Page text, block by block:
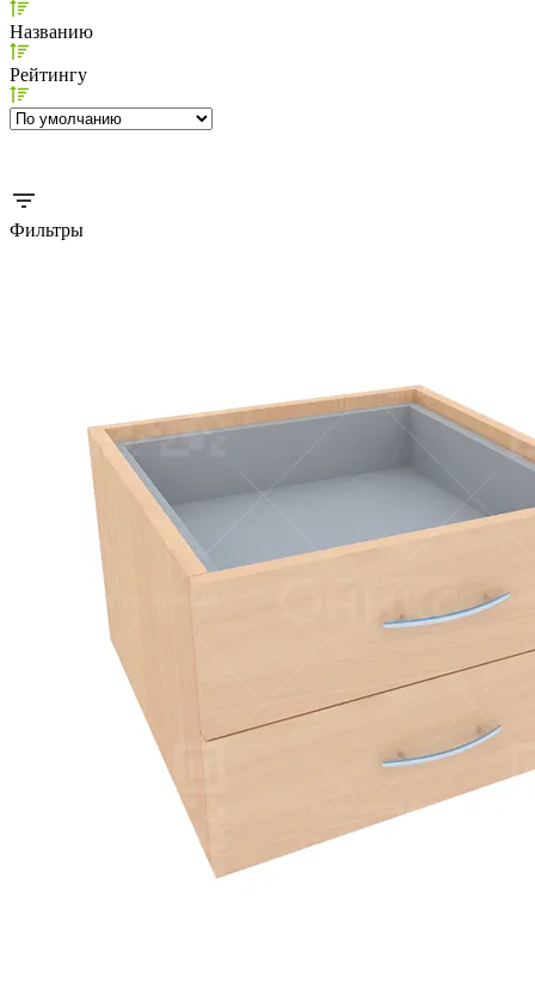
Названию
Рейтингу
Фильтры